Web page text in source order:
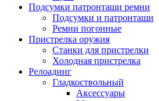
Подсумки патронташи ремни
Подсумки и патронташи
Ремни погонные
Пристрелка оружия
Станки для пристрелки
Холодная пристрелка
Релоадинг
Гладкоствольный
Аксессуары